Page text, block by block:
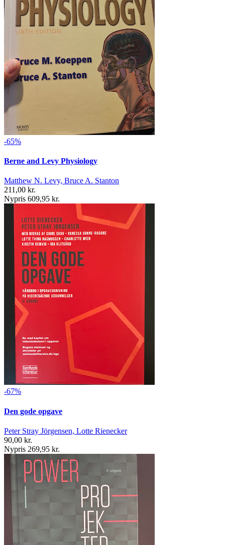
-65%
Berne and Levy Physiology
Matthew N. Levy, Bruce A. Stanton
211,00 kr.
Nypris 609,95 kr.
-67%
Den gode opgave
Peter Stray Jörgensen, Lotte Rienecker
90,00 kr.
Nypris 269,95 kr.